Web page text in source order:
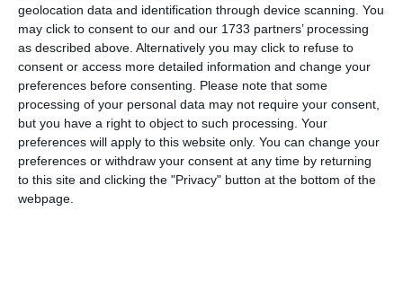
geolocation data and identification through device scanning. You
may click to consent to our and our 1733 partners’ processing
as described above. Alternatively you may click to refuse to
consent or access more detailed information and change your
preferences before consenting. Please note that some
processing of your personal data may not require your consent,
but you have a right to object to such processing. Your
preferences will apply to this website only. You can change your
preferences or withdraw your consent at any time by returning
to this site and clicking the "Privacy" button at the bottom of the
webpage.
Adaugă-ne ca sursă în Google
Urmărește-ne pe Google News
Urmărește-ne pe Whatsapp
Ti-a placut articolul?